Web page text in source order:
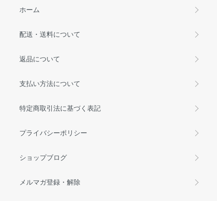
ホーム
配送・送料について
返品について
支払い方法について
特定商取引法に基づく表記
プライバシーポリシー
ショップブログ
メルマガ登録・解除